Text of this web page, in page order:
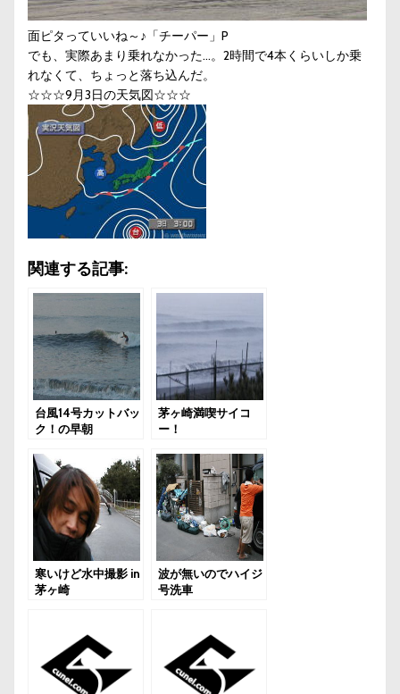
面ピタっていいね～♪「チーパー」P
でも、実際あまり乗れなかった…。2時間で4本くらいしか乗
れなくて、ちょっと落ち込んだ。
☆☆☆9月3日の天気図☆☆☆
関連する記事:
台風14号カットバッ
ク！の早朝
茅ヶ崎満喫サイコ
ー！
寒いけど水中撮影 in
茅ヶ崎
波が無いのでハイジ
号洗車